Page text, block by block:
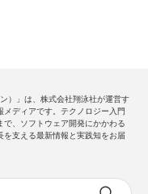
）」は、株式会社翔泳社が運営す
メディアです。テクノロジー入門
、ソフトウェア開発にかかわる
を支える最新情報と実践知をお届